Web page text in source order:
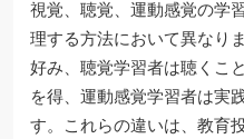
視覚、聴覚、運動感覚の学
理する方法において異なり
好み、聴覚学習者は聴くこ
を得、運動感覚学習者は実
す。これらの違いは、教育